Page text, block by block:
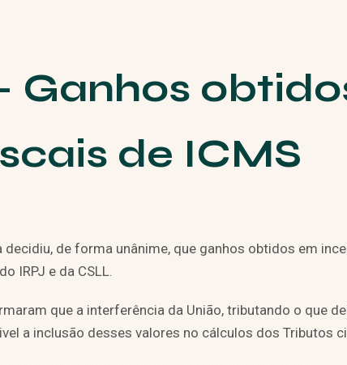
Ganhos
de ICMS
decidiu, de forma unânime, que ganhos obtidos em
IRPJ e da CSLL.
que a interferência da União, tributando o que
a inclusão desses valores no cálculos dos Tributos